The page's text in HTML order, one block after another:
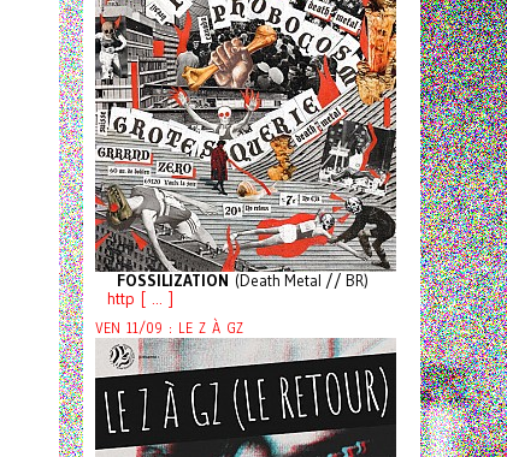
FOSSILIZATION (Death Metal // BR)
http [ ... ]
VEN 11/09 : LE Z À GZ